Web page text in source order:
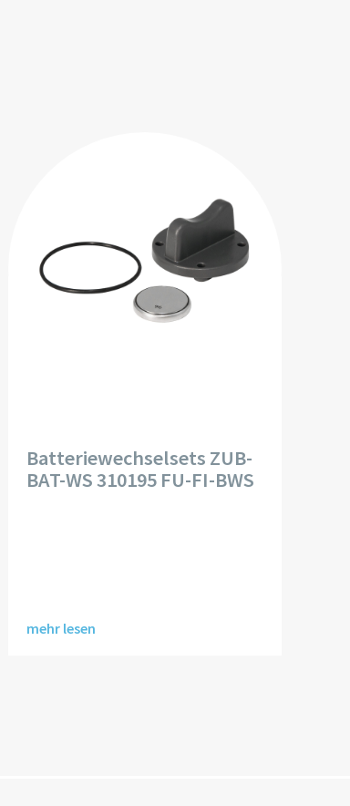
Batteriewechselsets ZUB-
BAT-WS 310195 FU-FI-BWS
mehr lesen